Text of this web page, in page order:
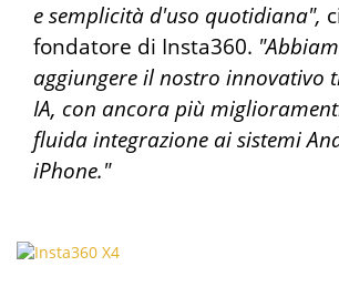
e semplicità d'uso quotidiana",
fondatore di Insta360.
aggiungere il nostro innovativo
IA, con ancora più
fluida integrazione ai sistemi
iPhone."